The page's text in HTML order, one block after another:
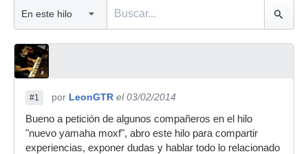
#1 por LeonGTR el 03/02/2014
Bueno a petición de algunos compañeros en el hilo
"nuevo yamaha moxf", abro este hilo para compartir
experiencias, exponer dudas y hablar todo lo relacionado